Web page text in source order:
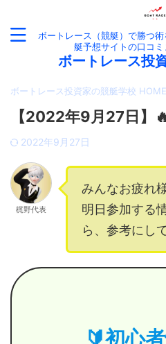
ボートレース（競艇）で勝つ
艇予想サイトの口コ
ボートレース投
ボートレース投資家の競艇学校 HOME
【2022年9月27日】
2022年9月27日
梶野代表
みんなお疲れ
明日参加する
ら、参考にし
🔰初心